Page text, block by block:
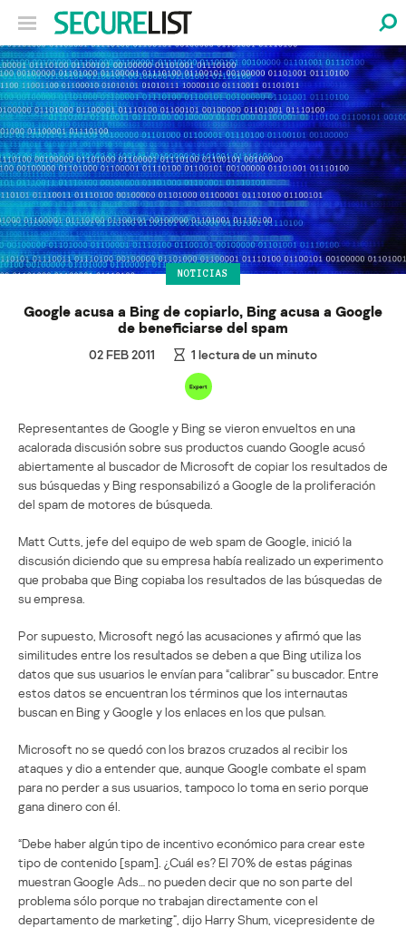
NOTICIAS
Google acusa a Bing de copiarlo, Bing acusa a Google
de beneficiarse del spam
02 FEB 2011 1 lectura de un minuto
Representantes de Google y Bing se vieron envueltos en una
acalorada discusión sobre sus productos cuando Google acusó
abiertamente al buscador de Microsoft de copiar los resultados de
sus búsquedas y Bing responsabilizó a Google de la proliferación
del spam de motores de búsqueda.
Matt Cutts, jefe del equipo de web spam de Google, inició la
discusión diciendo que su empresa había realizado un experimento
que probaba que Bing copiaba los resultados de las búsquedas de
su empresa.
Por supuesto, Microsoft negó las acusaciones y afirmó que las
similitudes entre los resultados se deben a que Bing utiliza los
datos que sus usuarios le envían para “calibrar” su buscador. Entre
estos datos se encuentran los términos que los internautas
buscan en Bing y Google y los enlaces en los que pulsan.
Microsoft no se quedó con los brazos cruzados al recibir los
ataques y dio a entender que, aunque Google combate el spam
para no perder a sus usuarios, tampoco lo toma en serio porque
gana dinero con él.
“Debe haber algún tipo de incentivo económico para crear este
tipo de contenido [spam]. ¿Cuál es? El 70% de estas páginas
muestran Google Ads… no pueden decir que no son parte del
problema sólo porque no trabajan directamente con el
departamento de marketing”, dijo Harry Shum, vicepresidente de